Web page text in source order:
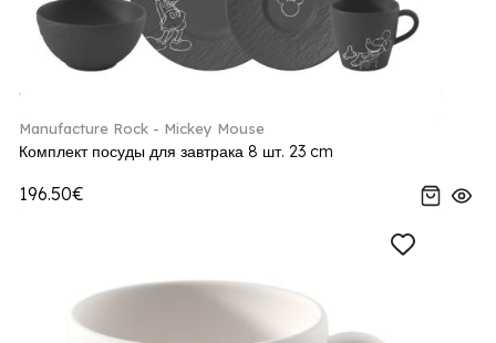
Manufacture Rock - Mickey Mouse
Комплект посуды для завтрака 8 шт. 23 cm
196.50€